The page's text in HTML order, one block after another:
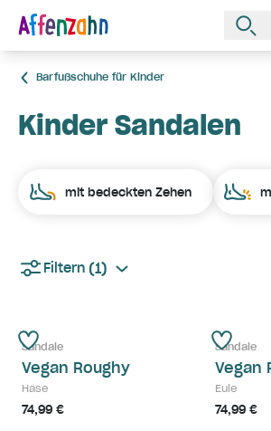
Barfußschuhe für Kinder
Kinder Sandalen
mit bedeckten Zehen
Filtern (1)
Sandale
Vegan Roughy
Hase
74,99 €
Sandale
Vegan
Eule
74,99 €